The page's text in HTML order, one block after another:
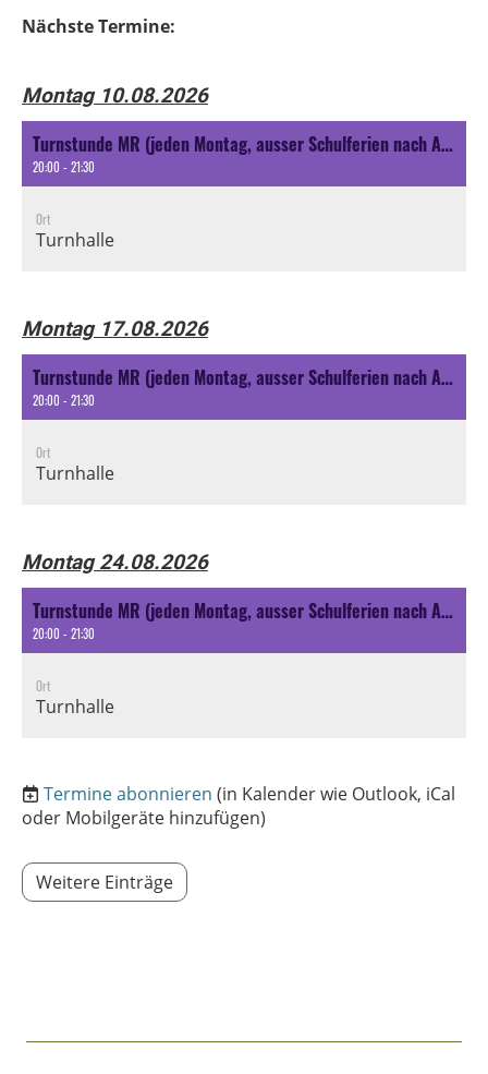
Nächste Termine:
Montag 10.08.2026
Turnstunde MR (jeden Montag, ausser Schulferien nach Ansage oder spezielle Aktivität nach Ansage)
20:00 - 21:30
Ort
Turnhalle
Montag 17.08.2026
Turnstunde MR (jeden Montag, ausser Schulferien nach Ansage oder spezielle Aktivität nach Ansage)
20:00 - 21:30
Ort
Turnhalle
Montag 24.08.2026
Turnstunde MR (jeden Montag, ausser Schulferien nach Ansage oder spezielle Aktivität nach Ansage)
20:00 - 21:30
Ort
Turnhalle
Termine abonnieren (in Kalender wie Outlook, iCal
oder Mobilgeräte hinzufügen)
Weitere Einträge